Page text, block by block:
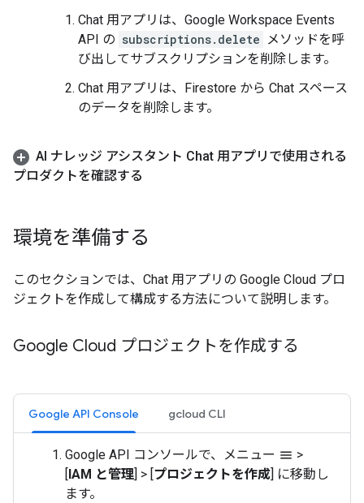
Chat 用アプリは、Google Workspace Events
API の subscriptions.delete メソッドを呼
び出してサブスクリプションを削除します。
Chat 用アプリは、Firestore から Chat スペース
のデータを削除します。
AI ナレッジ アシスタント Chat 用アプリで使用される
プロダクトを確認する
環境を準備する
このセクションでは、Chat 用アプリの Google Cloud プロ
ジェクトを作成して構成する方法について説明します。
Google Cloud プロジェクトを作成する
Google API Console gcloud CLI
Google API コンソールで、メニュー menu >
IAM と管理 > プロジェクトを作成 ] に移動し
ます。